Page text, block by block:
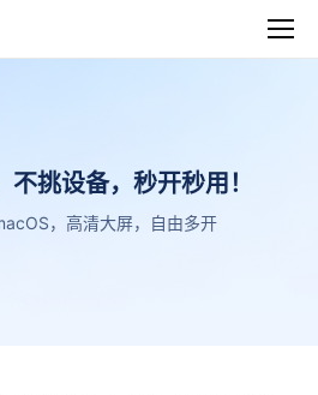
挑设备，秒开秒用！
，高清大屏，自由多开